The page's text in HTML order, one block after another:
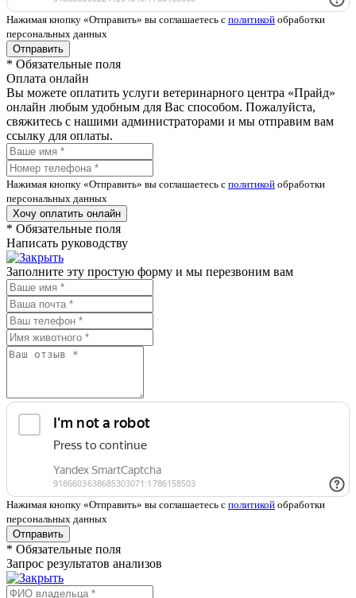
Нажимая кнопку «Отправить» вы соглашаетесь с политикой обработки
персональных данных
Отправить
* Обязательные поля
Оплата онлайн
Вы можете оплатить услуги ветеринарного центра «Прайд»
онлайн любым удобным для Вас способом. Пожалуйста,
свяжитесь с нашими администраторами и мы отправим вам
ссылку для оплаты.
Нажимая кнопку «Отправить» вы соглашаетесь с политикой обработки
персональных данных
Хочу оплатить онлайн
* Обязательные поля
Написать руководству
Заполните эту простую форму и мы перезвоним вам
Нажимая кнопку «Отправить» вы соглашаетесь с политикой обработки
персональных данных
Отправить
* Обязательные поля
Запрос результатов анализов